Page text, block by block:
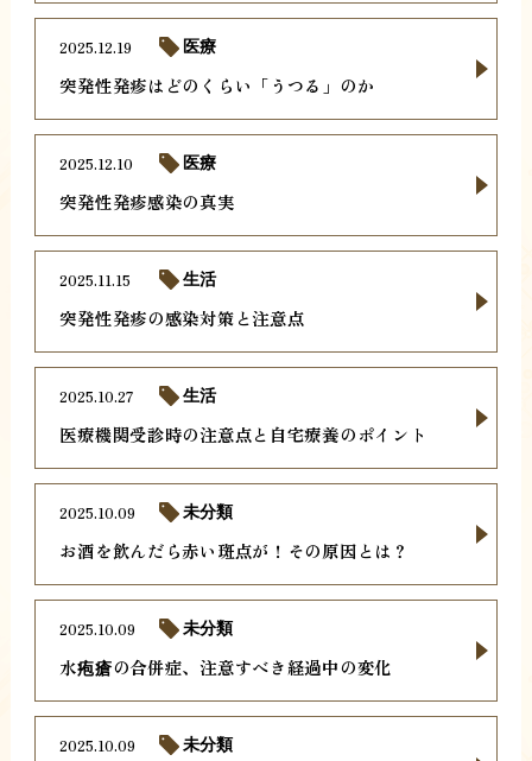
突発性発疹はどのくらい「うつる」のか
2025.12.19 医療
突発性発疹感染の真実
2025.12.10 医療
突発性発疹の感染対策と注意点
2025.11.15 生活
医療機関受診時の注意点と自宅療養のポイント
2025.10.27 生活
お酒を飲んだら赤い斑点が！その原因とは？
2025.10.09 未分類
水疱瘡の合併症、注意すべき経過中の変化
2025.10.09 未分類
2025.10.09 未分類